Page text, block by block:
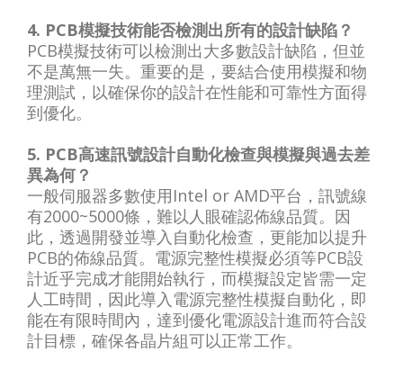
4. PCB模擬技術能否檢測出所有的設計缺陷？
PCB模擬技術可以檢測出大多數設計缺陷，但並
不是萬無一失。重要的是，要結合使用模擬和物
理測試，以確保你的設計在性能和可靠性方面得
到優化。
5. PCB高速訊號設計自動化檢查與模擬與過去差
異為何？
一般伺服器多數使用Intel or AMD平台，訊號線
有2000~5000條，難以人眼確認佈線品質。因
此，透過開發並導入自動化檢查，更能加以提升
PCB的佈線品質。電源完整性模擬必須等PCB設
計近乎完成才能開始執行，而模擬設定皆需一定
人工時間，因此導入電源完整性模擬自動化，即
能在有限時間內，達到優化電源設計進而符合設
計目標，確保各晶片組可以正常工作。